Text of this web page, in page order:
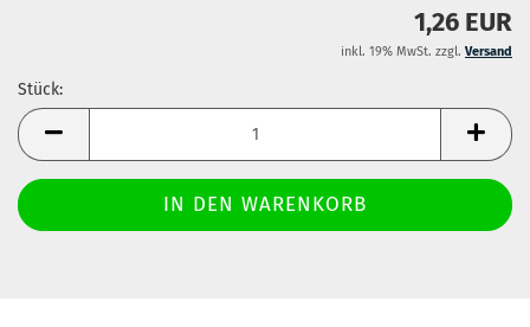
1,26 EUR
inkl. 19% MwSt. zzgl. Versand
Stück:
Stück